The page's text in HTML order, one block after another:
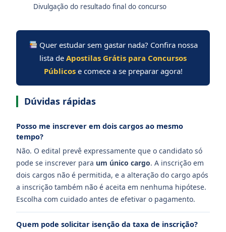
Divulgação do resultado final do concurso
Quer estudar sem gastar nada? Confira nossa
lista de Apostilas Grátis para Concursos
Públicose comece a se preparar agora!
Dúvidas rápidas
Posso me inscrever em dois cargos ao mesmo
tempo?
Não. O edital prevê expressamente que o candidato só
pode se inscrever para um único cargo. A inscrição em
dois cargos não é permitida, e a alteração do cargo após
a inscrição também não é aceita em nenhuma hipótese.
Escolha com cuidado antes de efetivar o pagamento.
Quem pode solicitar isenção da taxa de inscrição?